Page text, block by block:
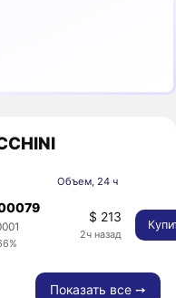
Объем, 24 ч
$ 213
2ч назад
Показать все ➙